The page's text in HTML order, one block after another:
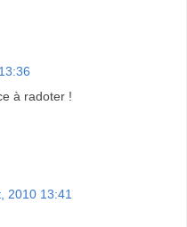
à radoter !
2010 13:41